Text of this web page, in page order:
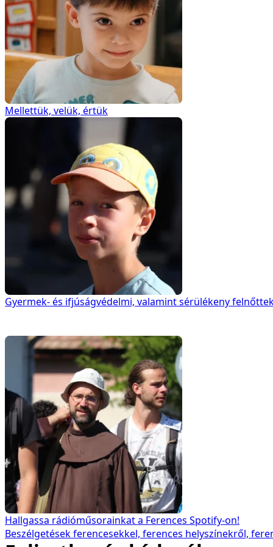
kell fordulni, és merjenek segítséget kérni. A hét
tanóra három nagyobb egységre oszlik. Az első
részben, két alkalom alatt a függőségek, veszélyek
és következmények megismertetése, a hozzáállás
megteremtése zajlik, majd szintén két tanórán
keresztül a helyes önismeret, önértékelés és a
droghasználat közötti összefüggés, valamint a
közösségek szerepe áll a középpontban. Az utolsó
három tanórán (ez a harmadik tanegység) a pozitív
döntésképesség fejlesztése a téma.
Emőke:
A lányok munkájának a legfőbb alappillére
az, hogy az érzelmi intelligencia fejlesztése a
legmeghatározóbb abban, hogy a diákok valóban
jelen tudjanak lenni a megelőzésről szóló
alkalmakon, és akkor is, amikor az élet olyan
szituációba hozza őket, ahol a megszerzett tudást
hasznosítaniuk kell. A megijesztésre összpontosító
és elrettentésre fókuszáló drogprevenciós
előadásokkal szemben az elsődleges hangsúly a
foglalkozásokon való teljes jelenléten, a bizalom
alapú játékokon, önismereti teszteken van. Ebből a
Hogyan álltatok neki a munkának? Könnyű volt
együtt dolgozni?
Mellettük, velük, értük
Gyermek- és ifjúságvédelmi, valamint sérülékeny
Hallgassa rádióműsorainkat a Ferences Spotify-on!
Beszélgetések ferencesekkel, ferences helyszínekről,